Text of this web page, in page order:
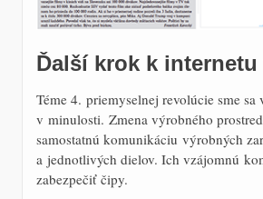
Ďalší krok k internetu
Téme 4. priemyselnej revolúcie sme sa
v minulosti. Zmena výrobného
samostatnú komunikáciu výrobných
a jednotlivých dielov. Ich vzájomnú
zabezpečiť čipy.